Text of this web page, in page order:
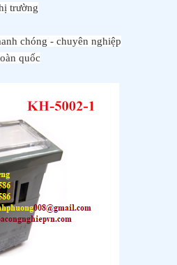
trường
chóng - chuyên nghiệp
quốc